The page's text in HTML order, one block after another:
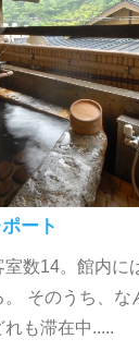
ート
室数14。館内に
そのうち、な
も滞在中.....